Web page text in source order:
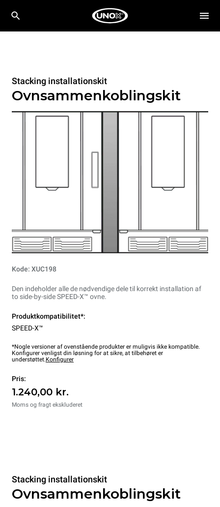
Stacking installationskit
Ovnsammenkoblingskit
Kode: XUC198
Den indeholder alle de nødvendige dele til korrekt installation af
to side-by-side SPEED-X™ ovne.
Produktkompatibilitet*:
SPEED-X™
*Nogle versioner af ovenstående produkter er muligvis ikke kompatible.
Konfigurer venligst din løsning for at sikre, at tilbehøret er
understøttet.Konfigurer
Pris:
1.240,00 kr.
Moms og fragt ekskluderet
Stacking installationskit
Ovnsammenkoblingskit